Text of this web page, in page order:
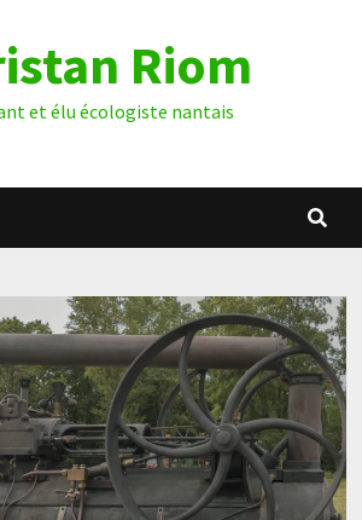
Riom
et élu écologiste nantais